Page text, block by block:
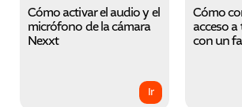
Cómo activar el audio y el
micrófono de la cámara
Nexxt
Ir
Cómo
acceso
con un